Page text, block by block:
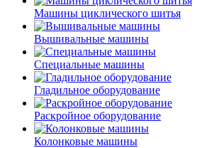
Машины циклического шитья
Вышивальные машины
Специальные машины
Гладильное оборудование
Раскройное оборудование
Колонковые машины